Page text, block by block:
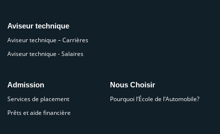
Aviseur technique
Aviseur technique – Carrières
Aviseur technique - Salaires
Admission
Services de placement
Prêts et aide financière
Nous Choisir
Pourquoi l’École de l’Automobile?